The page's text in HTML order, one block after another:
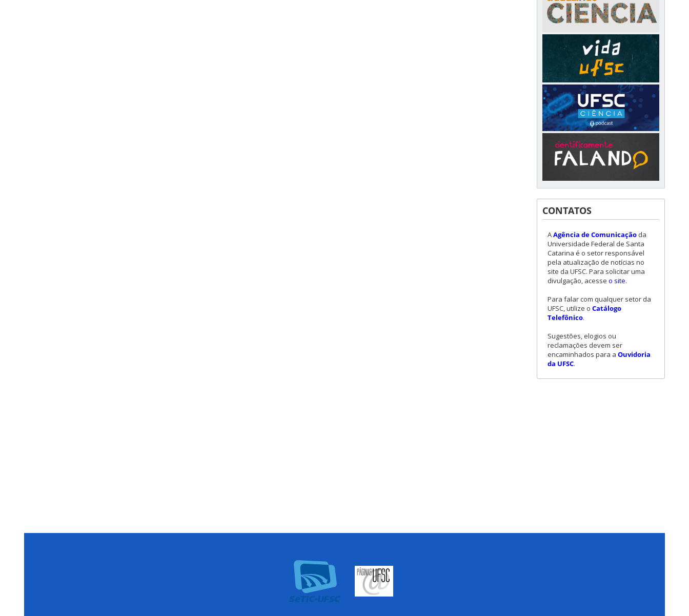
CONTATOS
AAgência de Comunicação da
Universidade Federal de Santa
Catarina é o setor responsável
pela atualização de notícias no
site da UFSC. Para solicitar uma
divulgação, acesse o site.
Para falar com qualquer setor da
UFSC, utilize o Catálogo
Telefônico.
Sugestões, elogios ou
reclamações devem ser
encaminhados para a Ouvidoria
da UFSC.